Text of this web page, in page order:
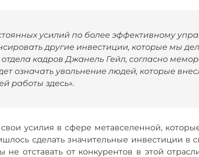
усилий по более эффективному
другие инвестиции, которые мы
кадров Джанель Гейл, согласно
означать увольнение людей, которые
работы здесь».
усилия в сфере метавселенной,
сделать значительные инвестиции в
не отставать от конкурентов в этой